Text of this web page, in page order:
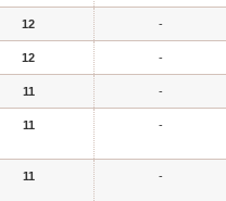
12 -
12 -
11 -
11 -
11 -